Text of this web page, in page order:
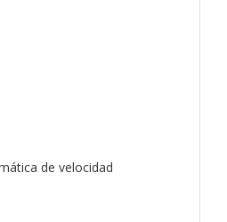
de velocidad